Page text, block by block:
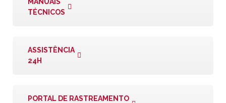
TÉCNICOS
ASSISTÊNCIA
24H
PORTAL DE RASTREAMENTO